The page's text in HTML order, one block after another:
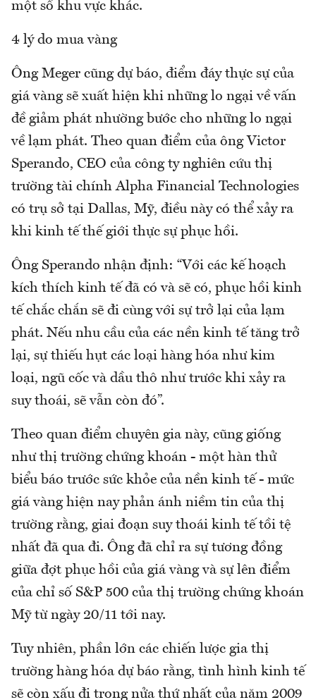
một số khu vực khác.
4 lý do mua vàng
Ông Meger cũng dự báo, điểm đáy thực sự của
giá vàng sẽ xuất hiện khi những lo ngại về vấn
đề giảm phát nhường bước cho những lo ngại
về lạm phát. Theo quan điểm của ông Victor
Sperando, CEO của công ty nghiên cứu thị
trường tài chính Alpha Financial Technologies
có trụ sở tại Dallas, Mỹ, điều này có thể xảy ra
khi kinh tế thế giới thực sự phục hồi.
Ông Sperando nhận định: “Với các kế hoạch
kích thích kinh tế đã có và sẽ có, phục hồi kinh
tế chắc chắn sẽ đi cùng với sự trở lại của lạm
phát. Nếu nhu cầu của các nền kinh tế tăng trở
lại, sự thiếu hụt các loại hàng hóa như kim
loại, ngũ cốc và dầu thô như trước khi xảy ra
suy thoái, sẽ vẫn còn đó”.
Theo quan điểm chuyên gia này, cũng giống
như thị trường chứng khoán - một hàn thử
biểu báo trước sức khỏe của nền kinh tế - mức
giá vàng hiện nay phản ánh niềm tin của thị
trường rằng, giai đoạn suy thoái kinh tế tồi tệ
nhất đã qua đi. Ông đã chỉ ra sự tương đồng
giữa đợt phục hồi của giá vàng và sự lên điểm
của chỉ số S&P 500 của thị trường chứng khoán
Mỹ từ ngày 20/11 tới nay.
Tuy nhiên, phần lớn các chiến lược gia thị
trường hàng hóa dự báo rằng, tình hình kinh tế
sẽ còn xấu đi trong nửa thứ nhất của năm 2009